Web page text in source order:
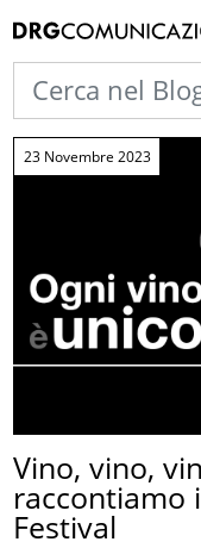
Vino, vino,
raccontiamo
Festival
23 Novembre 2023